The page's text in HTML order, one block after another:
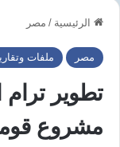
الرئيسية / مصر
مصر ملفات
تطوير ترام